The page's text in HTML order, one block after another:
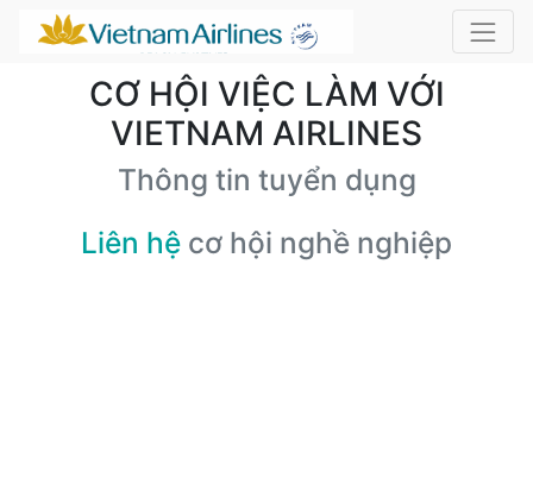
CƠ HỘI VIỆC LÀM VỚI
VIETNAM AIRLINES
Thông tin tuyển dụng
Liên hệ cơ hội nghề nghiệp